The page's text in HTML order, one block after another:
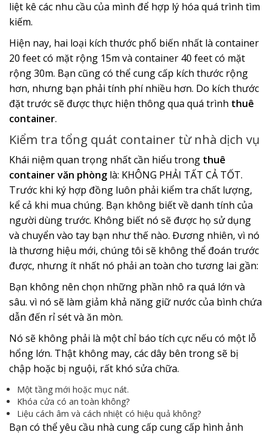
liệt kê các nhu cầu của mình để hợp lý hóa quá trình tìm
kiếm.
Hiện nay, hai loại kích thước phổ biến nhất là container
20 feet có mặt rộng 15m và container 40 feet có mặt
rộng 30m. Bạn cũng có thể cung cấp kích thước rộng
hơn, nhưng bạn phải tính phí nhiều hơn. Do kích thước
đặt trước sẽ được thực hiện thông qua quá trình thuê
container.
Kiểm tra tổng quát container từ nhà dịch vụ
Khái niệm quan trọng nhất cần hiểu trong thuê
container văn phòng là: KHÔNG PHẢI TẤT CẢ TỐT.
Trước khi ký hợp đồng luôn phải kiểm tra chất lượng,
kể cả khi mua chúng. Bạn không biết về danh tính của
người dùng trước. Không biết nó sẽ được họ sử dụng
và chuyển vào tay bạn như thế nào. Đương nhiên, vì nó
là thương hiệu mới, chúng tôi sẽ không thể đoán trước
được, nhưng ít nhất nó phải an toàn cho tương lai gần:
Bạn không nên chọn những phần nhô ra quá lớn và
sâu. vì nó sẽ làm giảm khả năng giữ nước của bình chứa
dẫn đến rỉ sét và ăn mòn.
Nó sẽ không phải là một chỉ báo tích cực nếu có một lỗ
hổng lớn. Thật không may, các dây bên trong sẽ bị
chập hoặc bị nguội, rất khó sửa chữa.
Một tầng mới hoặc mục nát.
Khóa cửa có an toàn không?
Liệu cách âm và cách nhiệt có hiệu quả không?
Bạn có thể yêu cầu nhà cung cấp cung cấp hình ảnh